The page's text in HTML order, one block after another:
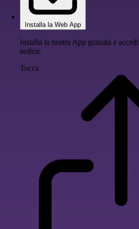
Installa la Web App
Installa la nostra App gratuita e
notizie
Tocca